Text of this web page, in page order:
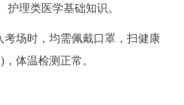
护理类医学基础知识。
场时，均需佩戴口罩，扫健康
体温检测正常。